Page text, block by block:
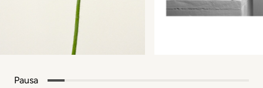
Pausa